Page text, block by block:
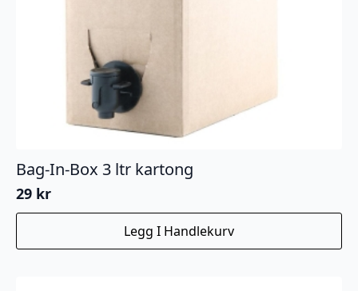
Bag-In-Box 3 ltr kartong
29 kr
Legg I Handlekurv